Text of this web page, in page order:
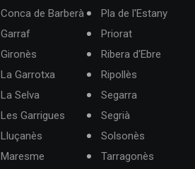
Conca de Barberà
Garraf
Gironès
La Garrotxa
La Selva
Les Garrigues
Lluçanès
Maresme
Pla de l'Estany
Priorat
Ribera d'Ebre
Ripollès
Segarra
Segrià
Solsonès
Tarragonès